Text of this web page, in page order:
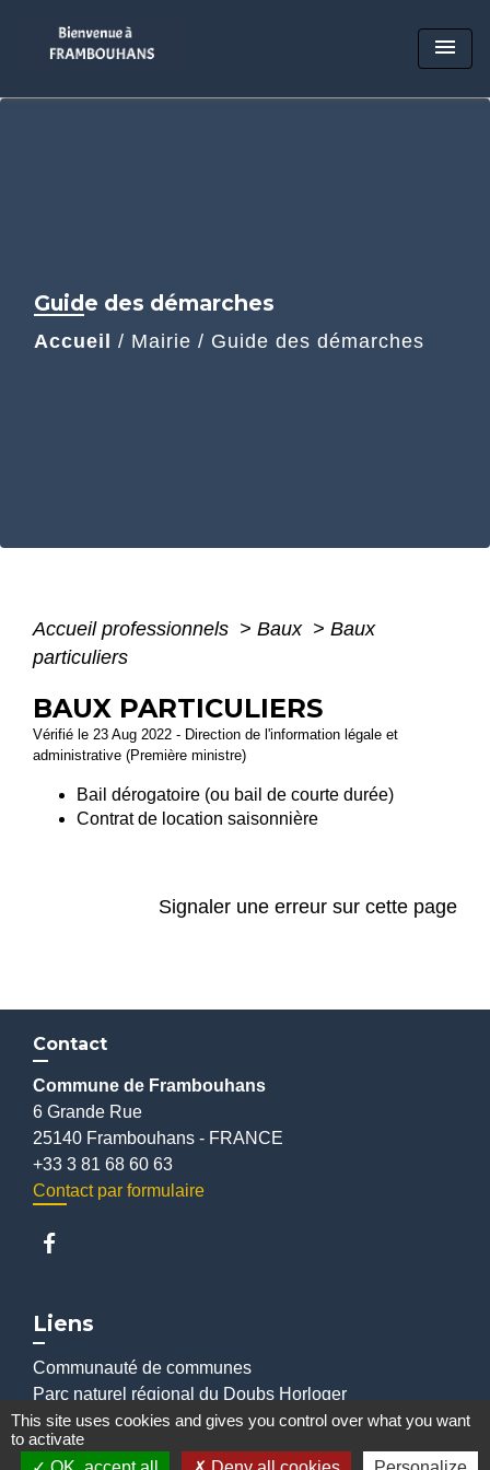
menu
Guide des démarches
Accueil / Mairie / Guide des démarches
Accueil professionnels > Baux > Baux
particuliers
BAUX PARTICULIERS
Vérifié le 23 Aug 2022 - Direction de l'information légale et
administrative (Première ministre)
Bail dérogatoire (ou bail de courte durée)
Contrat de location saisonnière
Signaler une erreur sur cette page
Contact
Commune de Frambouhans
6 Grande Rue
25140 Frambouhans - FRANCE
+33 3 81 68 60 63
Contact par formulaire
Liens
Communauté de communes
Parc naturel régional du Doubs Horloger
Service public
Portail des sites du Doubs
This site uses cookies and gives you control over what you want
to activate